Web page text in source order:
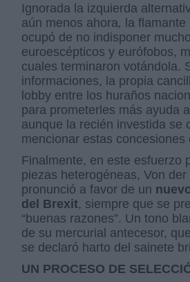
Ignorada la izquierda
aún menos ahora, la flamante
ocupó de no indisponer
euroescépticos y eurófobos,
cuales terminaron votándola.
informaciones, la propia
lobby entre los huraños
para prometerles más ayuda
aunque la recién investida se
mencionar estas concesiones
Finalmente, en este esfuerzo
piezas heterogéneas, Von der
pronunció a favor de un
del Brexit, siempre que se
“buenas razones”. Un tono
de su mercurial antecesor,
se declaró harto del sainete
UN PROCESO DE